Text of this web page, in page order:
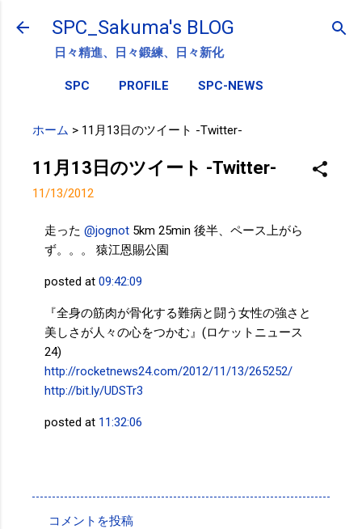
スキップしてメイン コンテンツに移動
SPC_Sakuma's BLOG
日々精進、日々鍛練、日々新化
SPC PROFILE SPC-NEWS
ホーム > 11月13日のツイート -Twitter-
11月13日のツイート -Twitter-
11/13/2012
走った @jognot 5km 25min 後半、ペース上がら
ず。。。 猿江恩賜公園
posted at 09:42:09
『全身の筋肉が骨化する難病と闘う女性の強さと
美しさが人々の心をつかむ』(ロケットニュース
24)
http://rocketnews24.com/2012/11/13/265252/
http://bit.ly/UDSTr3
posted at 11:32:06
コメントを投稿